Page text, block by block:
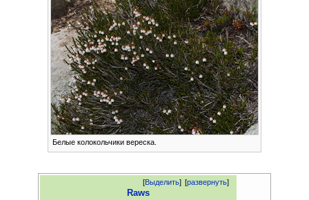
Белые колокольчики вереска.
[развернуть]
[Выделить]
Raws